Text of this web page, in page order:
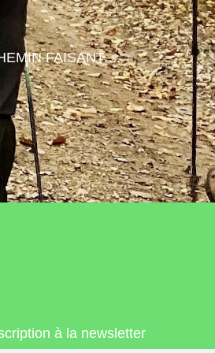
FAISANT ...
à la newsletter